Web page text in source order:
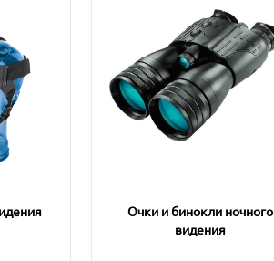
Очки и бинокли ночного
видения